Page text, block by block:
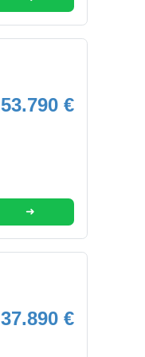
53.790 €
➜
37.890 €